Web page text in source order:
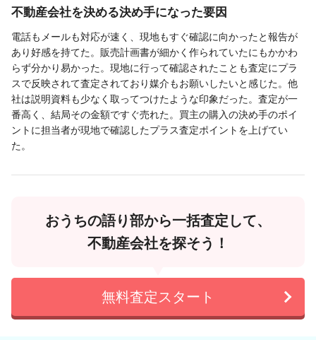
不動産会社を決める決め手になった要因
電話もメールも対応が速く、現地もすぐ確認に向かったと報告が
あり好感を持てた。販売計画書が細かく作られていたにもかかわ
らず分かり易かった。現地に行って確認されたことも査定にプラ
スで反映されて査定されており媒介もお願いしたいと感じた。他
社は説明資料も少なく取ってつけたような印象だった。査定が一
番高く、結局その金額ですぐ売れた。買主の購入の決め手のポイ
ントに担当者が現地で確認したプラス査定ポイントを上げてい
た。
おうちの語り部から一括査定して、
不動産会社を探そう！
無料査定スタート